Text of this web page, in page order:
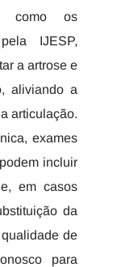
como os
IJESP,
a artrose e
aliviando a
articulação.
exames
incluir
em casos
da
de
para